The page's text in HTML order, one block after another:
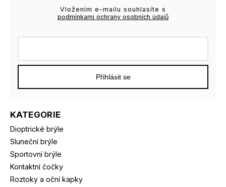
KATEGORIE
Dioptrické brýle
Sluneční brýle
Sportovní brýle
Kontaktní čočky
Roztoky a oční kapky
Vložením e-mailu souhlasíte s
podmínkami ochrany osobních údajů
Přihlásit se